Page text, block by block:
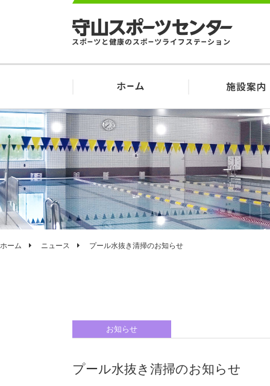
ホーム ニュース プール水抜き清掃のお知らせ
お知らせ
プール水抜き清掃のお知らせ